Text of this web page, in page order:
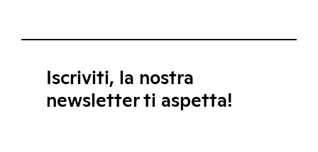
Iscriviti, la nostra
newsletter ti aspetta!